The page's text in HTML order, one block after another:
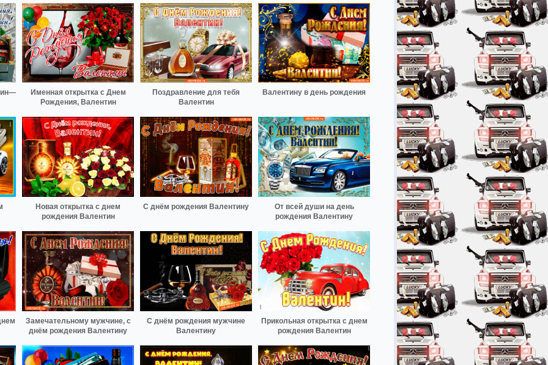
Именная открытка с Днем
Рождения, Валентин
Поздравление для тебя
Валентин
Валентину в день рождения
Новая открытка с днем
рождения Валентин
С днём рождения Валентину
От всей души на день
рождения Валентину
Замечательному мужчине, с
днём рождения Валентину
С днём рождения мужчине
Валентину
Прикольная открытка с днем
рождения Валентин